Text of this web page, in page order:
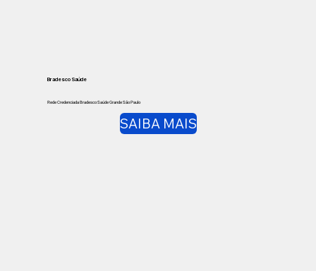
Bradesco Saúde
Rede Credenciada Bradesco Saúde Grande São Paulo
SAIBA MAIS